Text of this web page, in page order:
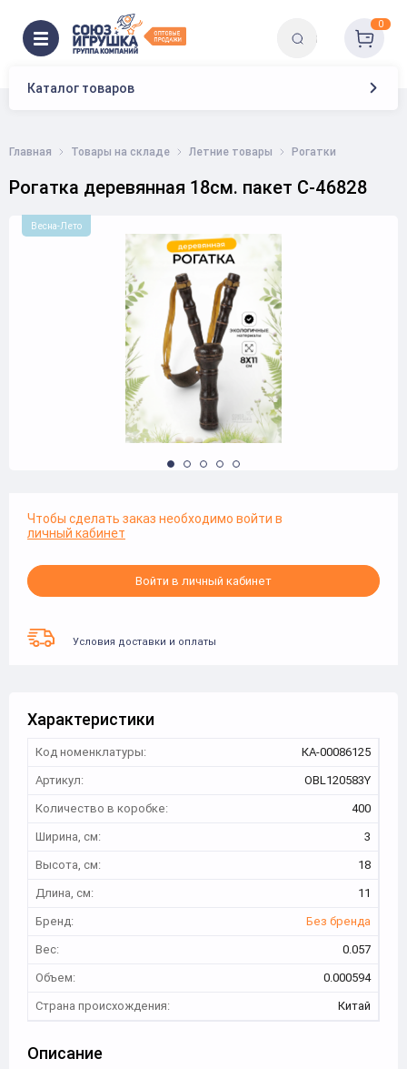
Каталог товаров
0
Главная Товары на складе Летние товары Рогатки
Рогатка деревянная 18см. пакет C-46828
Весна-Лето
Чтобы сделать заказ необходимо войти в
личный кабинет
Войти в личный кабинет
Условия доставки и оплаты
Характеристики
Код номенклатуры:
КА-00086125
Артикул:
OBL120583Y
Количество в коробке:
400
Ширина, см:
3
Высота, см:
18
Длина, см:
11
Бренд:
Без бренда
Вес:
0.057
Объем:
0.000594
Страна происхождения:
Китай
Описание